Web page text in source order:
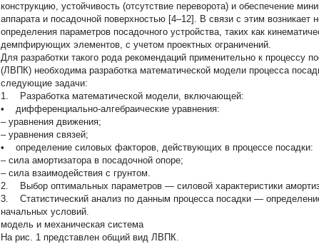
конструкцию, устойчивость (отсутствие переворота) и обеспечение
аппарата и посадочной поверхностью [4–12]. В связи с этим возникает
определения параметров посадочного устройства, таких как
демпфирующих элементов, с учетом проектных ограничений.
Для разработки такого рода рекомендаций применительно к процессу
(ЛВПК) необходима разработка математической модели процесса
следующие задачи:
1. Разработка математической модели, включающей:
• дифференциально-алгебраические уравнения:
– уравнения движения;
– уравнения связей;
• определение силовых факторов, действующих в процессе посадки:
– сила амортизатора в посадочной опоре;
– сила взаимодействия с грунтом.
2. Выбор оптимальных параметров — силовой характеристики
3. Статистический анализ по данным процесса посадки —
начальных условий.
модель и механическая система
На рис. 1 представлен общий вид ЛВПК.